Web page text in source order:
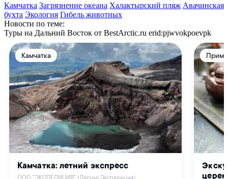
Камчатка Загрязнение океана Халактырский пляж Авачинская
бухта Экология Гибель животных
Новости по теме:
Туры на Дальний Восток от BestArctic.ru erid:pjwvokpoevpk